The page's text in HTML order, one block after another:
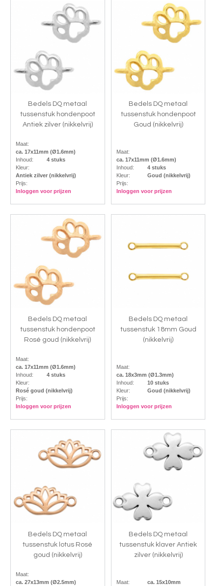
Bedels DQ metaal
tussenstuk hondenpoot
Antiek zilver (nikkelvrij)
Maat:
ca. 17x11mm (Ø1.6mm)
Inhoud:
4 stuks
Kleur:
Antiek zilver (nikkelvrij)
Prijs:
Inloggen voor prijzen
Bedels DQ metaal
tussenstuk hondenpoot
Goud (nikkelvrij)
Maat:
ca. 17x11mm (Ø1.6mm)
Inhoud:
4 stuks
Kleur:
Goud (nikkelvrij)
Prijs:
Inloggen voor prijzen
Bedels DQ metaal
tussenstuk hondenpoot
Rosé goud (nikkelvrij)
Maat:
ca. 17x11mm (Ø1.6mm)
Inhoud:
4 stuks
Kleur:
Rosé goud (nikkelvrij)
Prijs:
Inloggen voor prijzen
Bedels DQ metaal
tussenstuk 18mm Goud
(nikkelvrij)
Maat:
ca. 18x3mm (Ø1.3mm)
Inhoud:
10 stuks
Kleur:
Goud (nikkelvrij)
Prijs:
Inloggen voor prijzen
Bedels DQ metaal
tussenstuk lotus Rosé
goud (nikkelvrij)
Maat:
ca. 27x13mm (Ø2.5mm)
Bedels DQ metaal
tussenstuk klaver Antiek
zilver (nikkelvrij)
Maat:
ca. 15x10mm